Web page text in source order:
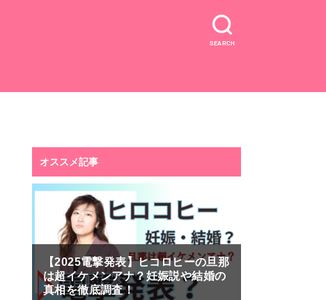
SEARCH
オススメ記事
【2025電撃発表】ヒコロヒーの旦那
は超イケメンアナ？妊娠説や結婚の
真相を徹底調査！